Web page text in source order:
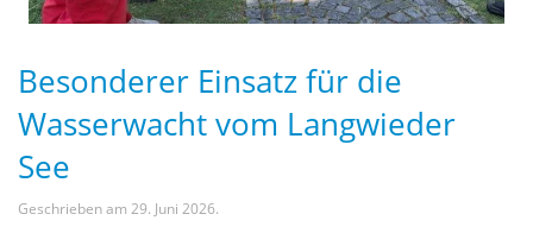
Besonderer Einsatz für die
Wasserwacht vom Langwieder
See
Geschrieben am 29. Juni 2026.